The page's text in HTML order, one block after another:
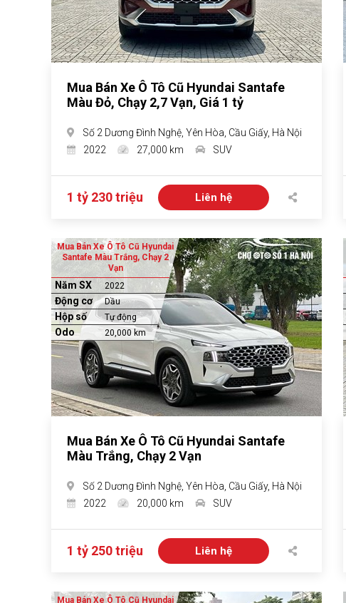
Mua Bán Xe Ô Tô Cũ Hyundai Santafe
Màu Đỏ, Chạy 2,7 Vạn, Giá 1 tỷ
Số 2 Dương Đình Nghệ, Yên Hòa, Cầu Giấy, Hà Nội
2022
27,000 km SUV
1 tỷ 230 triệu Liên hệ
Mua Bán Xe Ô Tô Cũ Hyundai
Santafe Màu Trắng, Chạy 2
Vạn
Năm SX 2022
Động cơ Dầu
Hộp số Tự động
Odo 20,000 km
Mua Bán Xe Ô Tô Cũ Hyundai Santafe
Màu Trắng, Chạy 2 Vạn
Số 2 Dương Đình Nghệ, Yên Hòa, Cầu Giấy, Hà Nội
2022
20,000 km SUV
1 tỷ 250 triệu Liên hệ
Mua Bán Xe Ô Tô Cũ Hyundai